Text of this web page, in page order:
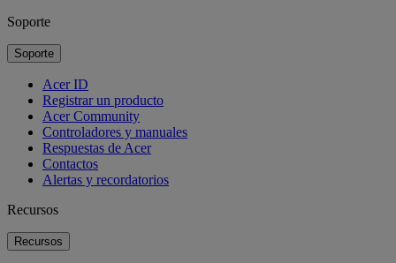
Soporte
Soporte
Acer ID
Registrar un producto
Acer Community
Controladores y manuales
Respuestas de Acer
Contactos
Alertas y recordatorios
Recursos
Recursos